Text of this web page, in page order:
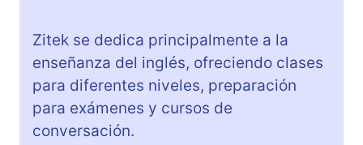
Zitek se dedica principalmente a la
enseñanza del inglés, ofreciendo clases
para diferentes niveles, preparación
para exámenes y cursos de
conversación.